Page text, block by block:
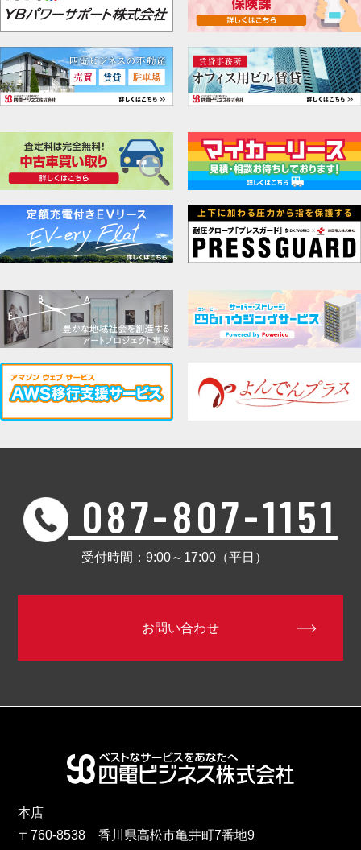
087-807-1151
受付時間：9:00～17:00（平日）
お問い合わせ
本店
〒760-8538 香川県高松市亀井町7番地9